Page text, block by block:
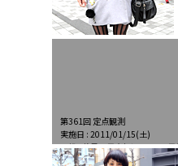
第361回 定点観測
実施日 : 2011/01/15(土)
天候 : 薄曇、最高気温7.4℃、